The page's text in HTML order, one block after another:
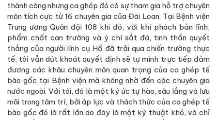
thành công nhưng ca ghép đó có sự tham gia hỗ trợ chuyên
môn tích cực từ 16 chuyên gia của Đài Loan. Tại Bệnh viện
Trung ương Quân đội 108 khi đó, với khí phách bản lĩnh,
phẩm chất can trường và ý chí sắt đá, tinh thần quyết
thắng của người lính cụ Hồ đã trải qua chiến trường thực
tế, tôi vẫn dứt khoát quyết định sẽ tự mình trực tiếp đảm
đương các khâu chuyên môn quan trọng của ca ghép tế
bào gốc tại Bệnh viện mà không nhờ đến các chuyên gia
nước ngoài. Với tôi, đó là một ký ức tự hào, sâu lắng và lưu
mãi trong tâm trí, bởi áp lực và thách thức của ca ghép tế
bào gốc đó là rất lớn do đây là một kỹ thuật khó, và chỉ